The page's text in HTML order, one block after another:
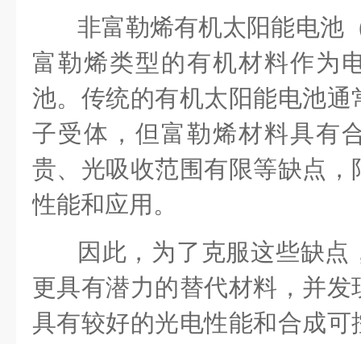
非富勒烯有机太阳能电池
富勒烯类型的有机材料作为
池。传统的有机太阳能电池
子受体，但富勒烯材料具有
贵、光吸收范围有限等缺点
性能和应用。
因此，为了克服这些缺点
更具有潜力的替代材料，并
具有较好的光电性能和合成